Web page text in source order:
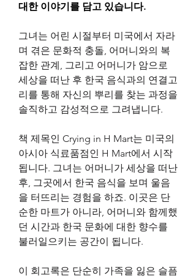
대한 이야기를 담고 있습니다.
그녀는 어린 시절부터 미국에서 자라
며 겪은 문화적 충돌, 어머니와의 복
잡한 관계, 그리고 어머니가 암으로
세상을 떠난 후 한국 음식과의 연결고
리를 통해 자신의 뿌리를 찾는 과정을
솔직하고 감성적으로 그려냅니다.
책 제목인 Crying in H Mart는 미국의
아시아 식료품점인 H Mart에서 시작
됩니다. 그녀는 어머니가 세상을 떠난
후, 그곳에서 한국 음식을 보며 울음
을 터뜨리는 경험을 하죠. 이곳은 단
순한 마트가 아니라, 어머니와 함께했
던 시간과 한국 문화에 대한 향수를
불러일으키는 공간이 됩니다.
이 회고록은 단순히 가족을 잃은 슬픔